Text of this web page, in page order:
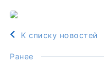
К списку новостей
Ранее